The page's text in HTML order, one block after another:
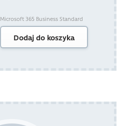
Microsoft 365 Business Standard
Dodaj do koszyka